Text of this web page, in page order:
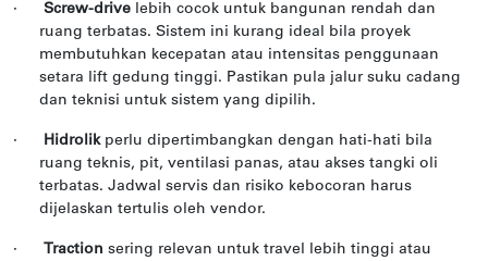
· Screw-drive lebih cocok untuk bangunan rendah dan
ruang terbatas. Sistem ini kurang ideal bila proyek
membutuhkan kecepatan atau intensitas penggunaan
setara lift gedung tinggi. Pastikan pula jalur suku cadang
dan teknisi untuk sistem yang dipilih.
· Hidrolikperlu dipertimbangkan dengan hati-hati bila
ruang teknis, pit, ventilasi panas, atau akses tangki oli
terbatas. Jadwal servis dan risiko kebocoran harus
dijelaskan tertulis oleh vendor.
· Traction sering relevan untuk travel lebih tinggi atau